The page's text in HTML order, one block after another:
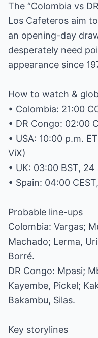
The “Colombia vs
Los Cafeteros aim
an opening-day
desperately need
appearance since
How to watch &
• Colombia: 21:00
• DR Congo: 02:00
• USA: 10:00 p.m.
ViX)
• UK: 03:00 BST,
• Spain: 04:00
Probable line-ups
Colombia: Vargas;
Machado; Lerma,
Borré.
DR Congo: Mpasi;
Kayembe, Pickel;
Bakambu, Silas.
Key storylines